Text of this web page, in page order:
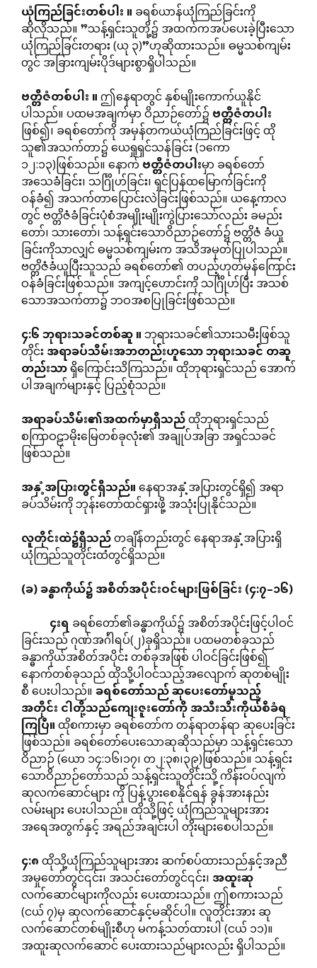
ယုံကြည်ခြင်းတစ်ပါး။ခရစ်ယာန်ယုံကြည်ခြင်းကို
ဆိုလိုသည်။ ”သန့်ရှင်းသူတို့၌ အထက်ကအပ်ပေးခဲ့ပြီးသော
ယုံကြည်ခြင်းတရား (ယု ၃)”ဟုဆိုထားသည်။ ဓမ္မသစ်ကျမ်း
တွင် အခြားကျမ်းပိုဒ်များစွာရှိပါသည်။
ဗတ္တိဇံတစ်ပါး။ဤနေရာတွင် နှစ်မျိုးကောက်ယူနိုင်
ပါသည်။ ပထမအချက်မှာ ဝိညာဉ်တော်၌ဗတ္တိဇံတပါး
ဖြစ်၍၊ ခရစ်တော်ကို အမှန်တကယ်ယုံကြည်ခြင်းဖြင့် ထို
သူ၏အသက်တာ၌ ယေရှုရှင်သန်ခြင်း (၁ကော
၁၂:၁၃)ဖြစ်သည်။ နောက်ဗတ္တိဇံတပါးမှာ ခရစ်တော်
အသေခံခြင်း၊ သင်္ဂြိုဟ်ခြင်း၊ ရှင်ပြန်ထမြောက်ခြင်းကို
ဝန်ခံ၍ အသက်တာပြောင်းလဲခြင်းဖြစ်သည်။ ယနေ့ကာလ
တွင် ဗတ္တိဇံခံခြင်းပုံစံအမျိုးမျိုးကွဲပြားသော်လည်း ခမည်း
တော်၊ သားတော်၊ သန့်ရှင်းသောဝိညာဉ်တော်၌ ဗတ္တိဇံ ခံယူ
ခြင်းကိုသာလျှင် ဓမ္မသစ်ကျမ်းက အသိအမှတ်ပြုပါသည်။
ဗတ္တိဇံခံယူပြီးသူသည် ခရစ်တော်၏ တပည့်ဟုတ်မှန်ကြောင်း
ဝန်ခံခြင်းဖြစ်သည်။ အကျင့်ဟောင်းကို သင်္ဂြိုဟ်ပြီး အသစ်
သောအသက်တာ၌ ဘဝအစပြုခြင်းဖြစ်သည်။
၄:၆ဘုရားသခင်တစ်ဆူ။ဘုရားသခင်၏သားသမီးဖြစ်သူ
တိုင်းအရာခပ်သိမ်းအဘတည်းဟူသောဘုရားသခင်တဆူ
တည်းသာရှိကြောင်းသိကြသည်။ ထိုဘုရားရှင်သည် အောက်
ပါအချက်များနှင့် ပြည့်စုံသည်။
အရာခပ်သိမ်း၏အထက်မှာရှိသည်ထိုဘုရားရှင်သည်
စကြာဝဠာမိုးမြေတစ်ခုလုံး၏ အချုပ်အခြာ အရှင်သခင်
ဖြစ်သည်။
အနှံ့အပြားတွင်ရှိသည်။နေရာအနှံ့အပြားတွင်ရှိ၍ အရာ
ခပ်သိမ်းကို ဘုန်းတော်ထင်ရှားဖို့ အသုံးပြုနိုင်သည်။
လူတိုင်းထဲ၌ရှိသည်တချိန်တည်းတွင် နေရာအနှံ့အပြားရှိ
ယုံကြည်သူတိုင်းထံတွင်ရှိသည်။
(ခ)ခန္ဓာကိုယ်၌အစိတ်အပိုင်းဝင်များဖြစ်ခြင်း(၄:၇–၁၆)
၄းရခရစ်တော်၏ခန္ဓာကိုယ်၌ အစိတ်အပိုင်းဖြင့်ပါဝင်
ခြင်းသည် ဂုဏ်အင်္ဂါရပ်(၂)ခုရှိသည်။ ပထမတစ်ခုသည်
ခန္ဓာကိုယ်အစိတ်အပိုင်း တစ်ခုအဖြစ် ပါဝင်ခြင်းဖြစ်၍
နောက်တစ်ခုသည် ထိုသို့ပါဝင်သည့်အလျောက် ဆုတစ်မျိုး
စီ ပေးပါသည်။ခရစ်တော်သည်ဆုပေးတော်မူသည့်
အတိုင်းငါတို့သည်ကျေးဇူးတော်ကိုအသီးသီးကိုယ်စီခံရ
ကြပြီ။ထိုစကားမှာ ခရစ်တော်က တန်ရာတန်ရာ ဆုပေးခြင်း
ဖြစ်သည်။ ခရစ်တော်ပေးသောဆုဆိုသည်မှာ သန့်ရှင်းသော
ဝိညာဉ် (ယော ၁၄:၁၆၊၁၇၊ တ၂:၃၈၊၃၉)ဖြစ်သည်။ သန့်ရှင်း
သောဝိညာဉ်တော်သည် သန့်ရှင်းသူတိုင်းသို့ ကိန်းဝပ်လျက်
ဆုလက်ဆောင်များ ကို ပြန့်ပွားစေနိုင်ရန် ခွန်အားနည်း
လမ်းများ ပေးပါသည်။ ထိုသို့ဖြင့် ယုံကြည်သူများအား
အရေအတွက်နှင့် အရည်အချင်းပါ တိုးများစေပါသည်။
၄:၈ထိုသို့ယုံကြည်သူများအား ဆက်စပ်ထားသည်နှင့်အညီ
အမှုတော်တွင်၎င်း၊ အသင်းတော်တွင်၎င်း၊အထူးဆု
လက်ဆောင်များကိုလည်း ပေးထားသည်။ ဤစကားသည်
(ငယ် ၇)မှ ဆုလက်ဆောင်နှင့်မဆိုင်ပါ။ လူတိုင်းအား ဆု
လက်ဆောင်တစ်မျိုးစီဟု မကန့်သတ်ထားပါ (ငယ် ၁၁)။
အထူးဆုလက်ဆောင် ပေးထားသည်များလည်း ရှိပါသည်။